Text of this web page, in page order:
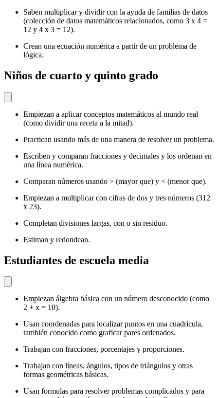
Saben multiplicar y dividir con la ayuda de familias de datos
(colección de datos matemáticos relacionados, como 3 x 4 =
12 y 4 x 3 = 12).
Crean una ecuación numérica a partir de un problema de
lógica.
Niños de cuarto y quinto grado
Empiezan a aplicar conceptos matemáticos al mundo real
(como dividir una receta a la mitad).
Practican usando más de una manera de resolver un problema.
Escriben y comparan fracciones y decimales y los ordenan en
una línea numérica.
Comparan números usando > (mayor que) y < (menor que).
Empiezan a multiplicar con cifras de dos y tres números (312
x 23).
Completan divisiones largas, con o sin residuo.
Estiman y redondean.
Estudiantes de escuela media
Empiezan álgebra básica con un número desconocido (como
2 + x = 10).
Usan coordenadas para localizar puntos en una cuadrícula,
también conocido como graficar pares ordenados.
Trabajan con fracciones, porcentajes y proporciones.
Trabajan con líneas, ángulos, tipos de triángulos y otras
formas geométricas básicas.
Usan formulas para resolver problemas complicados y para